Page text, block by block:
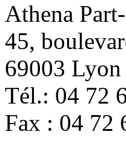
Athena
45,
69003 Lyon
Tél.: 04 72
Fax : 04 72